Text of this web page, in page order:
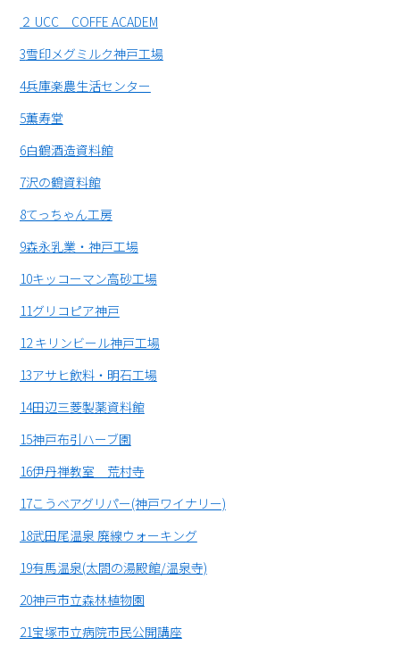
２ UCC COFFE ACADEM
3雪印メグミルク神戸工場
4兵庫楽農生活センター
5薫寿堂
6白鶴酒造資料館
7沢の鶴資料館
8てっちゃん工房
9森永乳業・神戸工場
10キッコーマン高砂工場
11グリコピア神戸
12 キリンビール神戸工場
13アサヒ飲料・明石工場
14田辺三菱製薬資料館
15神戸布引ハーブ園
16伊丹禅教室 荒村寺
17こうべアグリパー(神戸ワイナリー)
18武田尾温泉 廃線ウォーキング
19有馬温泉(太閤の湯殿館/温泉寺)
20神戸市立森林植物園
21宝塚市立病院市民公開講座